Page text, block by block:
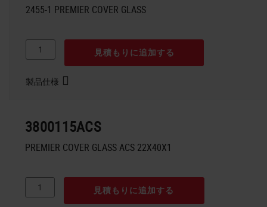
2455-1 PREMIER COVER GLASS
見積もりに追加する
製品仕様
3800115ACS
PREMIER COVER GLASS ACS 22X40X1
見積もりに追加する